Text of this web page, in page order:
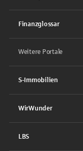
Finanzglossar
Weitere Portale
S-Immobilien
WirWunder
LBS